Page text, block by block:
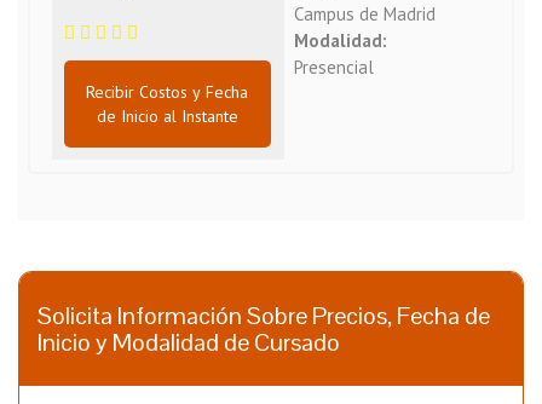
Recibir Costos y Fecha
de Inicio al Instante
Campus de Madrid
Modalidad:
Presencial
Solicita Información Sobre Precios, Fecha de
Inicio y Modalidad de Cursado